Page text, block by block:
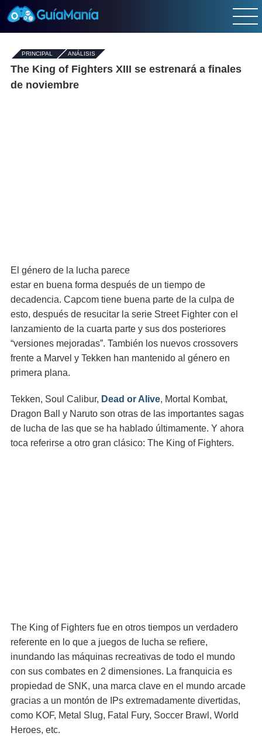
PRINCIPAL - ANÁLISIS
The King of Fighters XIII se estrenará a finales
de noviembre
El género de la lucha parece
estar en buena forma después de un tiempo de
decadencia. Capcom tiene buena parte de la culpa de
esto, después de resucitar la serie Street Fighter con el
lanzamiento de la cuarta parte y sus dos posteriores
“versiones mejoradas”. También los nuevos crossovers
frente a Marvel y Tekken han mantenido al género en
primera plana.
Tekken, Soul Calibur, Dead or Alive, Mortal Kombat,
Dragon Ball y Naruto son otras de las importantes sagas
de lucha de las que se ha hablado últimamente. Y ahora
toca referirse a otro gran clásico: The King of Fighters.
The King of Fighters fue en otros tiempos un verdadero
referente en lo que a juegos de lucha se refiere,
inundando las máquinas recreativas de todo el mundo
con sus combates en 2 dimensiones. La franquicia es
propiedad de SNK, una marca clave en el mundo arcade
gracias a un montón de IPs extremadamente divertidas,
como KOF, Metal Slug, Fatal Fury, Soccer Brawl, World
Heroes, etc.